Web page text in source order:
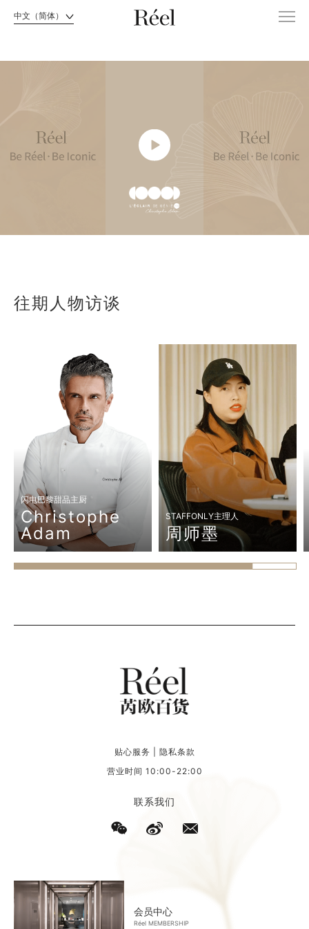
中文（简体）
往期人物访谈
闪电巴黎甜品主厨
Christophe
Adam
新职场
STAFFONLY主理人
周师墨
贴心服务
隐私条款
营业时间 10:00-22:00
联系我们
会员中心
Réel MEMBERSHIP